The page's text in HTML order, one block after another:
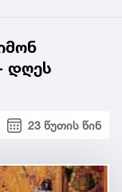
დღეს
23 წუთის წინ